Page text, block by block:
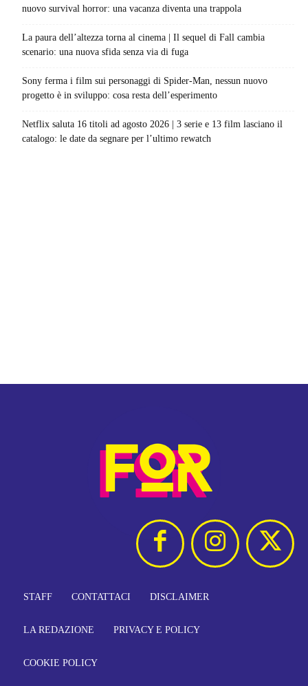
nuovo survival horror: una vacanza diventa una trappola
La paura dell’altezza torna al cinema | Il sequel di Fall cambia
scenario: una nuova sfida senza via di fuga
Sony ferma i film sui personaggi di Spider-Man, nessun nuovo
progetto è in sviluppo: cosa resta dell’esperimento
Netflix saluta 16 titoli ad agosto 2026 | 3 serie e 13 film lasciano il
catalogo: le date da segnare per l’ultimo rewatch
STAFF CONTATTACI DISCLAIMER
LA REDAZIONE PRIVACY E POLICY
COOKIE POLICY